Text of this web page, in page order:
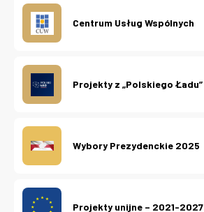
Centrum Usług Wspólnych
Projekty z „Polskiego Ładu”
Wybory Prezydenckie 2025
Projekty unijne – 2021-2027